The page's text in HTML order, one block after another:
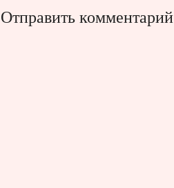
Отправить комментарий